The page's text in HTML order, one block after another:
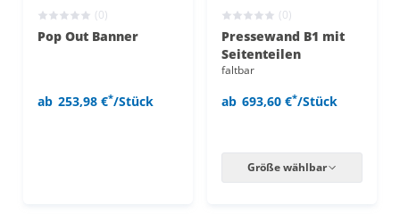
(0)
Pop Out Banner
ab 253,98 €*/Stück
(0)
Pressewand B1 mit
Seitenteilen
faltbar
ab 693,60 €*/Stück
Größe wählbar